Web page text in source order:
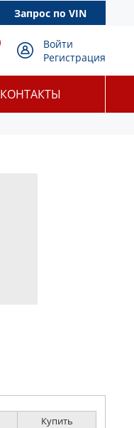
Запрос по VIN
Войти
Регистрация
КОНТАКТЫ
Купить